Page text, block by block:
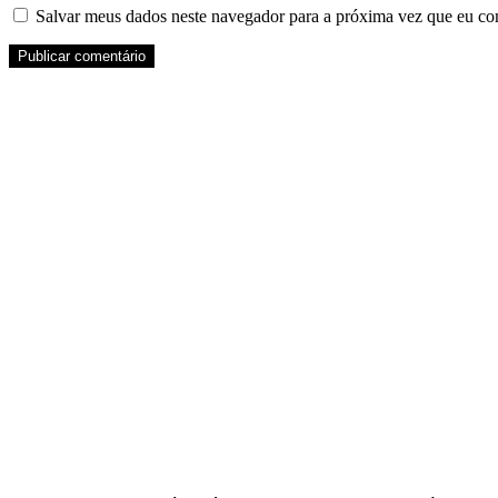
Salvar meus dados neste navegador para a próxima vez que eu